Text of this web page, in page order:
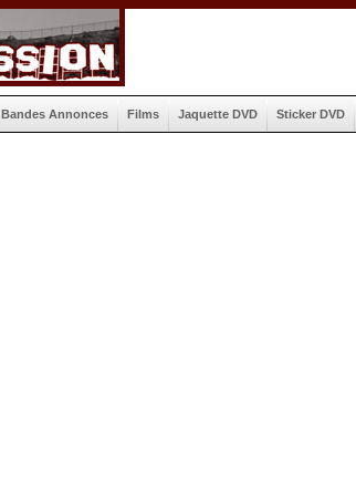
Bandes Annonces Films Jaquette DVD Sticker DVD